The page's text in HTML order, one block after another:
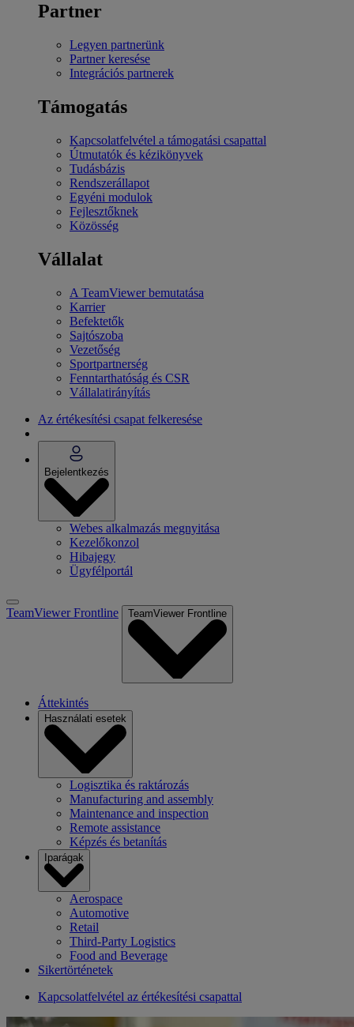
Partner
Legyen partnerünk
Partner keresése
Integrációs partnerek
Támogatás
Kapcsolatfelvétel a támogatási csapattal
Útmutatók és kézikönyvek
Tudásbázis
Rendszerállapot
Egyéni modulok
Fejlesztőknek
Közösség
Vállalat
A TeamViewer bemutatása
Karrier
Befektetők
Sajtószoba
Vezetőség
Sportpartnerség
Fenntarthatóság és CSR
Vállalatirányítás
Az értékesítési csapat felkeresése
Bejelentkezés
Webes alkalmazás megnyitása
Kezelőkonzol
Hibajegy
Ügyfélportál
TeamViewer Frontline TeamViewer Frontline
Áttekintés
Használati esetek
Logisztika és raktározás
Manufacturing and assembly
Maintenance and inspection
Remote assistance
Képzés és betanítás
Iparágak
Aerospace
Automotive
Retail
Third-Party Logistics
Food and Beverage
Sikertörténetek
Kapcsolatfelvétel az értékesítési csapattal